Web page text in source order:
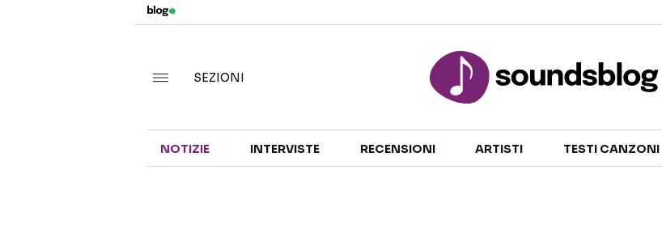
SEZIONI
NOTIZIE INTERVISTE RECENSIONI ARTISTI TESTI CANZONI